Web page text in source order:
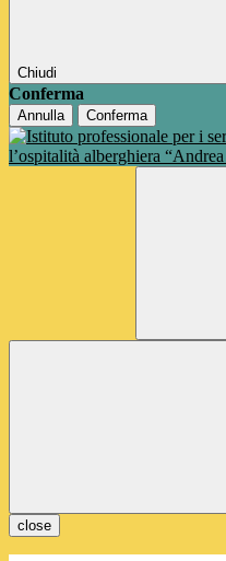
Chiudi
Conferma
Annulla Conferma
close